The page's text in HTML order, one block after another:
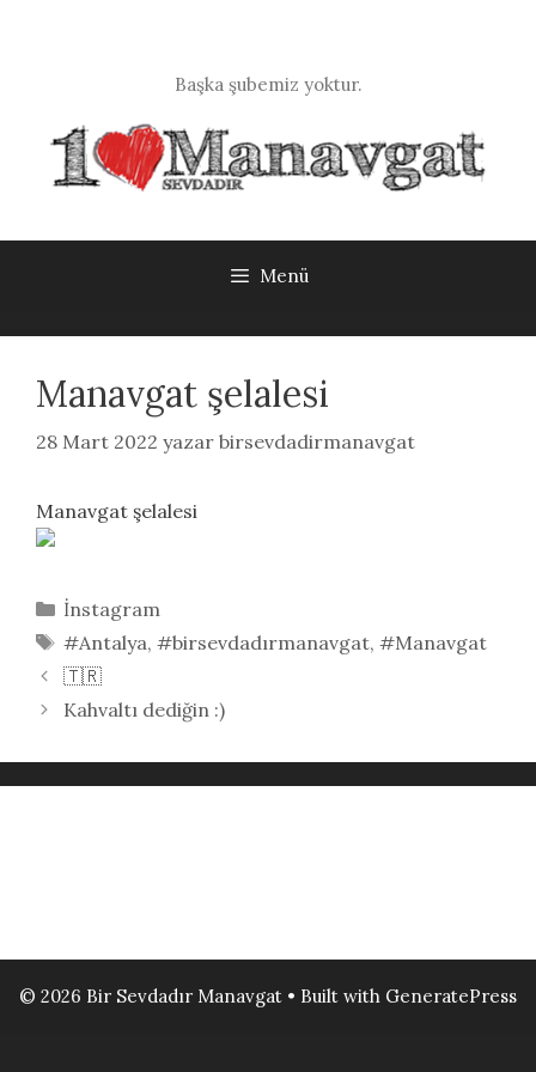
Başka şubemiz yoktur.
Menü
Manavgat şelalesi
28 Mart 2022 yazar birsevdadirmanavgat
Manavgat şelalesi
Kategoriler
İnstagram
Etiketler
#Antalya, #birsevdadırmanavgat, #Manavgat
🇹🇷
Kahvaltı dediğin :)
© 2026 Bir Sevdadır Manavgat • Built with GeneratePress